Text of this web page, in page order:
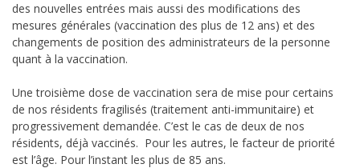
des nouvelles entrées mais aussi des modifications des
mesures générales (vaccination des plus de 12 ans) et des
changements de position des administrateurs de la personne
quant à la vaccination.
Une troisième dose de vaccination sera de mise pour certains
de nos résidents fragilisés (traitement anti-immunitaire) et
progressivement demandée. C’est le cas de deux de nos
résidents, déjà vaccinés. Pour les autres, le facteur de priorité
est l’âge. Pour l’instant les plus de 85 ans.